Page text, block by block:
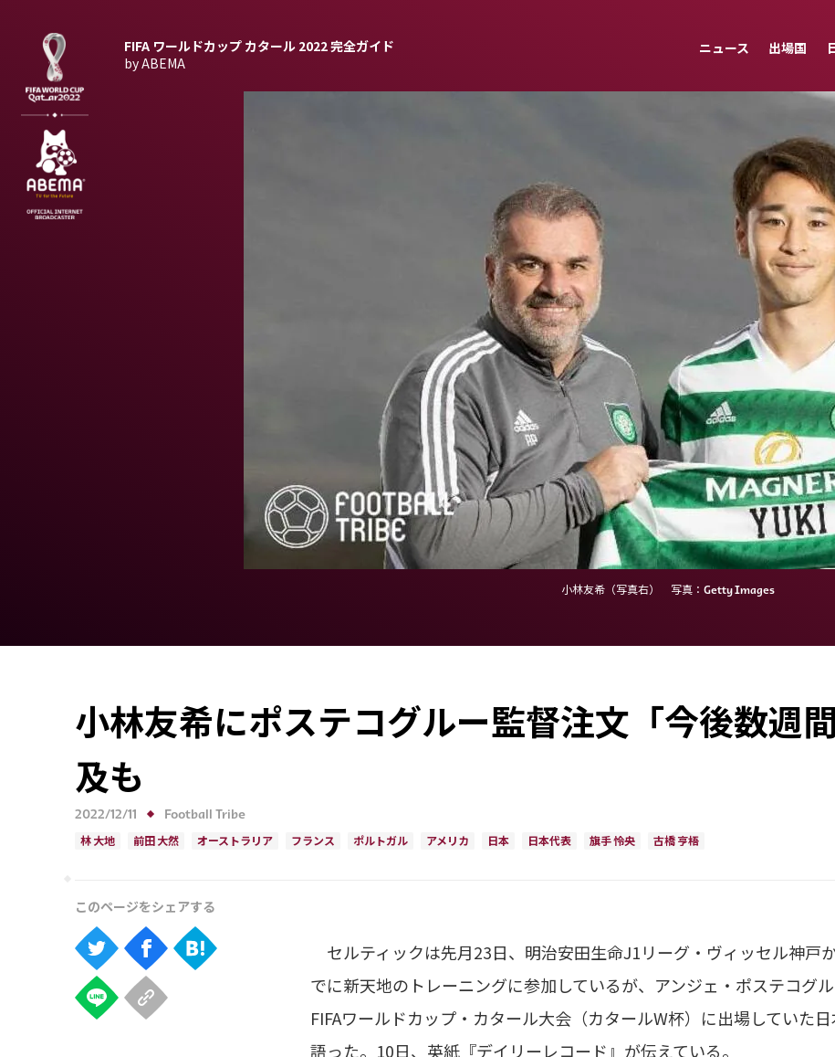
FIFA ワールドカップ カタール 2022完全ガイド
by ABEMA
ニュース 出場国
小林友希（写真右） 写真：Getty Images
小林友希にポステコグルー監督注文「今後数週
及も
2022/12/11 Football Tribe
林 大地 前田 大然 オーストラリア フランス ポルトガル アメリカ 日本 日本代表 旗手 怜央 古橋 亨梧
セルティックは先月23日、明治安田生命J1リーグ・ヴィッセル神戸
でに新天地のトレーニングに参加しているが、アンジェ・ポステコグ
FIFAワールドカップ・カタール大会（カタールW杯）に出場していた
語った。10日、英紙『デイリーレコード』が伝えている。